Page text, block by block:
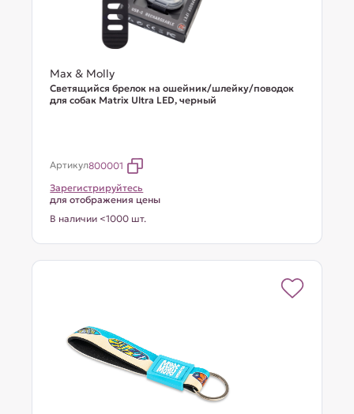
Max & Molly
Светящийся брелок на ошейник/шлейку/поводок
для собак Matrix Ultra LED, черный
Артикул800001
Зарегистрируйтесь
для отображения цены
В наличии <1000 шт.